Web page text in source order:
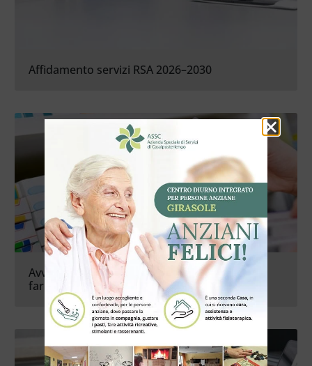
Affidamento servizi RSA 2026–2030
Avviso selezione pubblica assunzione 2
farmacisti a tempo indeterminato